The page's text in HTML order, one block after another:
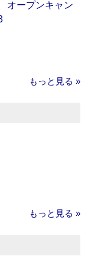
オープンキャン
もっと見る »
もっと見る »